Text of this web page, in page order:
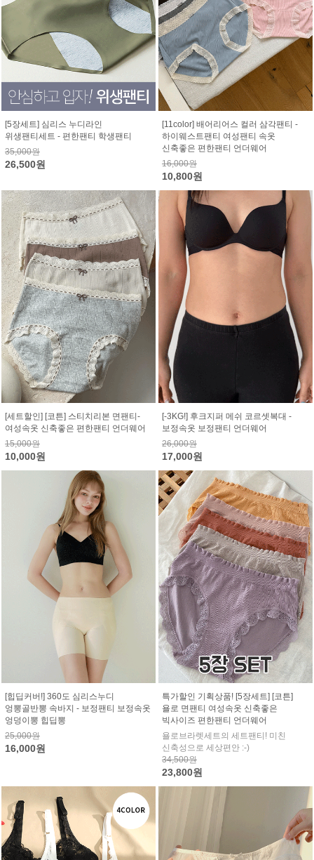
[5장세트] 심리스 누디라인
위생팬티세트 - 편한팬티 학생팬티
35,000원
26,500원
[11color] 배어리어스 컬러 삼각팬티 -
하이웨스트팬티 여성팬티 속옷
신축좋은 편한팬티 언더웨어
16,000원
10,800원
[세트할인] [코튼] 스티치리본 면팬티-
여성속옷 신축좋은 편한팬티 언더웨어
15,000원
10,000원
[-3KG!] 후크지퍼 메쉬 코르셋복대 -
보정속옷 보정팬티 언더웨어
26,000원
17,000원
[힙딥커버!] 360도 심리스누디
엉뽕골반뽕 속바지 - 보정팬티 보정속옷
엉덩이뽕 힙딥뽕
25,000원
16,000원
특가할인 기획상품! [5장세트] [코튼]
욜로 면팬티 여성속옷 신축좋은
빅사이즈 편한팬티 언더웨어
욜로브라렛세트의 세트팬티! 미친
신축성으로 세상편안 :-)
34,500원
23,800원